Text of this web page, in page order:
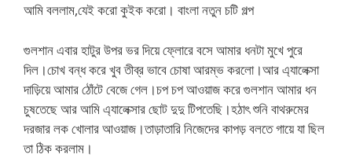
আমি বললাম,যেই করো কুইক করো। বাংলা নতুন চটি গল্প
গুলশান এবার হাটুর উপর ভর দিয়ে ফ্লোরে বসে আমার ধনটা মুখে পুরে
দিল।চোখ বন্ধ করে খুব তীব্র ভাবে চোষা আরম্ভ করলো।আর এ্যালেক্সা
দাড়িয়ে আমার ঠোঁটে বেজে গেল।চপ চপ আওয়াজ করে গুলশান আমার ধন
চুষতেছে আর আমি এ্যালেক্সার ছোট দুদু টিপতেছি।হঠাৎ শুনি বাথরুমের
দরজার লক খোলার আওয়াজ।তাড়াতারি নিজেদের কাপড় বলতে গায়ে যা ছিল
তা ঠিক করলাম।